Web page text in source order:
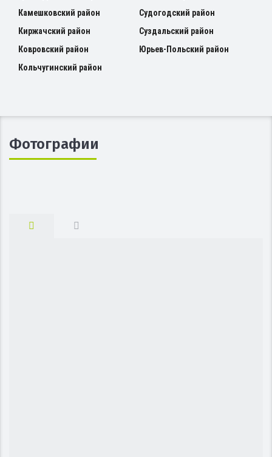
Камешковский район
Киржачский район
Ковровский район
Кольчугинский район
Судогодский район
Суздальский район
Юрьев-Польский район
Фотографии